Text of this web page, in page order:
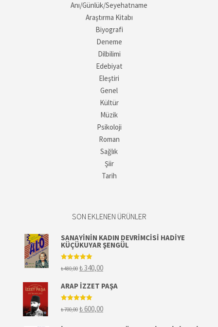
Anı/Günlük/Seyehatname
Araştırma Kitabı
Biyografi
Deneme
Dilbilimi
Edebiyat
Eleştiri
Genel
Kültür
Müzik
Psikoloji
Roman
Sağlık
Şiir
Tarih
SON EKLENEN ÜRÜNLER
SANAYININ KADIN DEVRIMCISI HADIYE
KÜÇÜKUYAR ŞENGÜL
5 üzerinden
5.00oy aldı
₺480,00 Orijinal
fiyat:
₺ 480,00.
₺340,00Şu
andaki
fiyat:
₺ 340,00.
ARAP İZZET PAŞA
5 üzerinden
5.00oy aldı
₺700,00 Orijinal
fiyat:
₺600,00Şu
andaki